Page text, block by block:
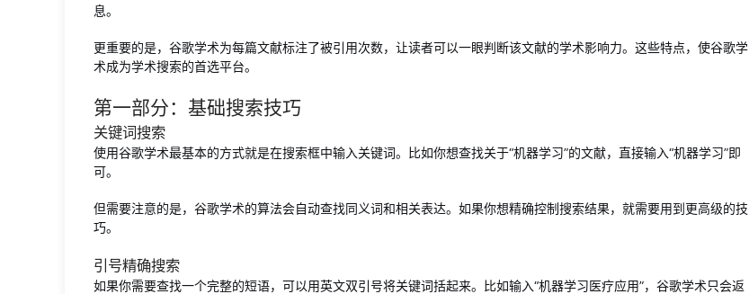
息。
更重要的是，谷歌学术为每篇文献标注了被引用次数，让读者可以一眼判断该文献的学术影响力。这些特点，使谷歌学
术成为学术搜索的首选平台。
第一部分：基础搜索技巧
关键词搜索
使用谷歌学术最基本的方式就是在搜索框中输入关键词。比如你想查找关于“机器学习”的文献，直接输入“机器学习”即
可。
但需要注意的是，谷歌学术的算法会自动查找同义词和相关表达。如果你想精确控制搜索结果，就需要用到更高级的技
巧。
引号精确搜索
如果你需要查找一个完整的短语，可以用英文双引号将关键词括起来。比如输入“机器学习医疗应用”，谷歌学术只会返